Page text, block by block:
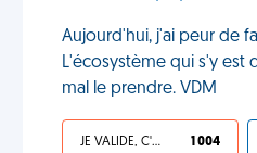
Aujourd'hui, j'ai peur de
L'écosystème qui s'y est
mal le prendre. VDM
JE VALIDE, C'EST UNE VDM 1 004